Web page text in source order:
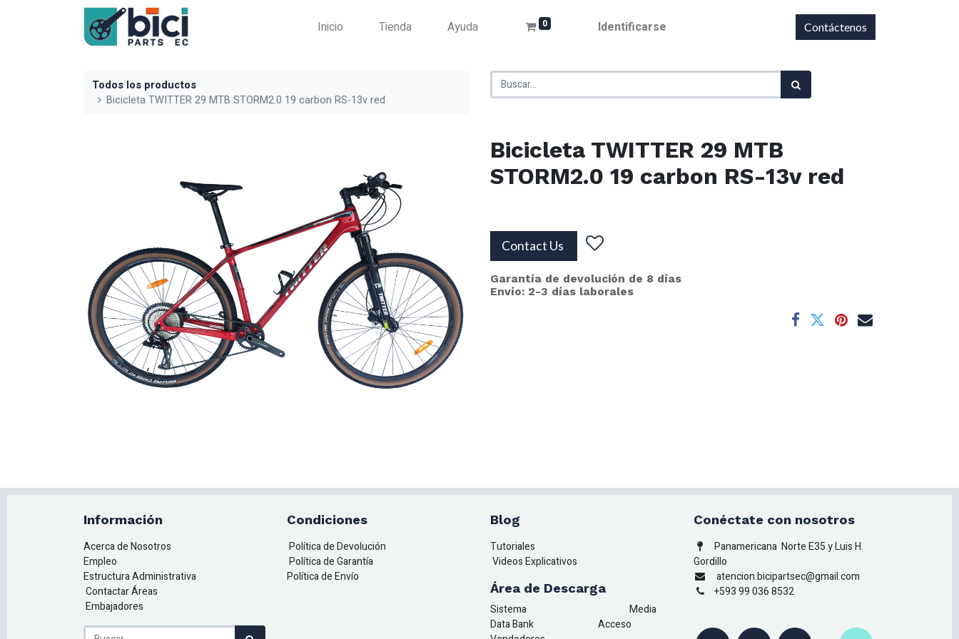
Inicio Tienda Ayuda 0 Identificarse Contáctenos
Todos los productos
Bicicleta TWITTER 29 MTB STORM2.0 19 carbon RS-13v red
Bicicleta TWITTER 29 MTB
STORM2.0 19 carbon RS-13v red
Contact Us
Garantía de devolución de 8 días
Envío: 2-3 días laborales
Información
Acerca de Nosotros
Empleo
Estructura Administrativa
Contactar Áreas
Embajadores
Condiciones
Política de Devolución
Política de Garantía
Política de Envío
Blog
Tutoriales
Videos Explicativos
Área de Descarga
Sistema
Media
Data Bank
Acceso
Conéctate con nosotros
Panamericana Norte E35 y Luis H.
Gordillo
atencion.bicipartsec@gmail.com
+593 99 036 8532